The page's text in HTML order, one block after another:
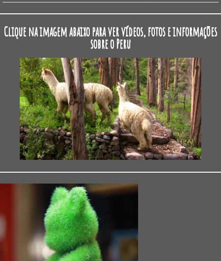
Clique na imagem abaixo para ver vídeos, fotos e informações
sobre o Peru